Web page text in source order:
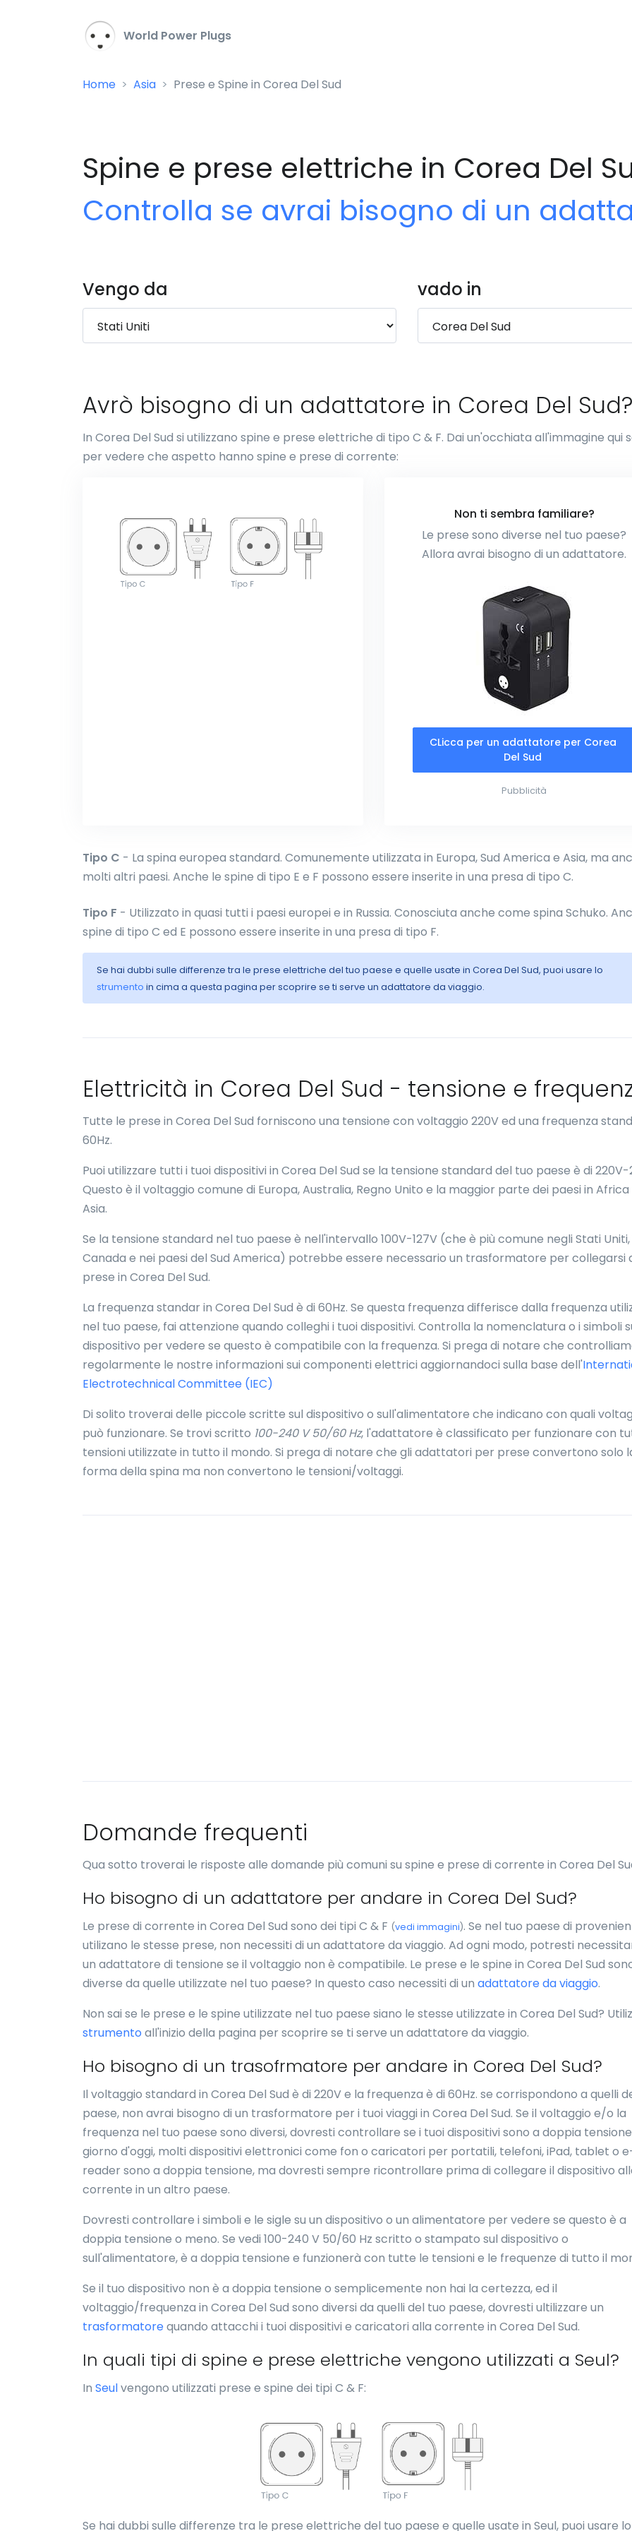
World Power Plugs
Home Asia Prese e Spine in Corea Del Sud
Spine e prese elettriche in Corea Del
Controlla se avrai bisogno di un
Vengo da vado in
Avrò bisogno di un adattatore in Corea Del Sud?
In Corea Del Sud si utilizzano spine e prese elettriche di tipo C & F. Dai un'occhiata all'immagine qui
per vedere che aspetto hanno spine e prese di corrente:
Non ti sembra familiare?
Le prese sono diverse nel tuo paese?
Allora avrai bisogno di un adattatore.
CLicca per un adattatore per Corea
Del Sud
Pubblicità
Tipo C - La spina europea standard. Comunemente utilizzata in Europa, Sud America e Asia, ma
molti altri paesi. Anche le spine di tipo E e F possono essere inserite in una presa di tipo C.
Tipo F - Utilizzato in quasi tutti i paesi europei e in Russia. Conosciuta anche come spina Schuko.
spine di tipo C ed E possono essere inserite in una presa di tipo F.
Se hai dubbi sulle differenze tra le prese elettriche del tuo paese e quelle usate in Corea Del Sud, puoi usare lo
strumento in cima a questa pagina per scoprire se ti serve un adattatore da viaggio.
Elettricità in Corea Del Sud - tensione e
Tutte le prese in Corea Del Sud forniscono una tensione con voltaggio 220V ed una frequenza
60Hz.
Puoi utilizzare tutti i tuoi dispositivi in Corea Del Sud se la tensione standard del tuo paese è di 220V-
Questo è il voltaggio comune di Europa, Australia, Regno Unito e la maggior parte dei paesi in Africa
Asia.
Se la tensione standard nel tuo paese è nell'intervallo 100V-127V (che è più comune negli Stati Uniti,
Canada e nei paesi del Sud America) potrebbe essere necessario un trasformatore per collegarsi
prese in Corea Del Sud.
La frequenza standar in Corea Del Sud è di 60Hz. Se questa frequenza differisce dalla frequenza
nel tuo paese, fai attenzione quando colleghi i tuoi dispositivi. Controlla la nomenclatura o i simboli
dispositivo per vedere se questo è compatibile con la frequenza. Si prega di notare che
regolarmente le nostre informazioni sui componenti elettrici aggiornandoci sulla base dell'
Electrotechnical Committee (IEC)
Di solito troverai delle piccole scritte sul dispositivo o sull'alimentatore che indicano con quali
può funzionare. Se trovi scritto 100-240 V 50/60 Hz, l'adattatore è classificato per funzionare con
tensioni utilizzate in tutto il mondo. Si prega di notare che gli adattatori per prese convertono solo
forma della spina ma non convertono le tensioni/voltaggi.
Domande frequenti
Qua sotto troverai le risposte alle domande più comuni su spine e prese di corrente in Corea Del
Ho bisogno di un adattatore per andare in Corea Del Sud?
Le prese di corrente in Corea Del Sud sono dei tipi C & F (vedi immagini). Se nel tuo paese di
utilizano le stesse prese, non necessiti di un adattatore da viaggio. Ad ogni modo, potresti
un adattatore di tensione se il voltaggio non è compatibile. Le prese e le spine in Corea Del Sud
diverse da quelle utilizzate nel tuo paese? In questo caso necessiti di un adattatore da viaggio.
Non sai se le prese e le spine utilizzate nel tuo paese siano le stesse utilizzate in Corea Del Sud?
strumento all'inizio della pagina per scoprire se ti serve un adattatore da viaggio.
Ho bisogno di un trasofrmatore per andare in Corea Del Sud?
Il voltaggio standard in Corea Del Sud è di 220V e la frequenza è di 60Hz. se corrispondono a quelli
paese, non avrai bisogno di un trasformatore per i tuoi viaggi in Corea Del Sud. Se il voltaggio e/o la
frequenza nel tuo paese sono diversi, dovresti controllare se i tuoi dispositivi sono a doppia
giorno d'oggi, molti dispositivi elettronici come fon o caricatori per portatili, telefoni, iPad, tablet o
reader sono a doppia tensione, ma dovresti sempre ricontrollare prima di collegare il dispositivo
corrente in un altro paese.
Dovresti controllare i simboli e le sigle su un dispositivo o un alimentatore per vedere se questo è a
doppia tensione o meno. Se vedi 100-240 V 50/60 Hz scritto o stampato sul dispositivo o
sull'alimentatore, è a doppia tensione e funzionerà con tutte le tensioni e le frequenze di tutto il
Se il tuo dispositivo non è a doppia tensione o semplicemente non hai la certezza, ed il
voltaggio/frequenza in Corea Del Sud sono diversi da quelli del tuo paese, dovresti ultilizzare un
trasformatorequando attacchi i tuoi dispositivi e caricatori alla corrente in Corea Del Sud.
In quali tipi di spine e prese elettriche vengono utilizzati a Seul?
In Seulvengono utilizzati prese e spine dei tipi C & F:
Se hai dubbi sulle differenze tra le prese elettriche del tuo paese e quelle usate in Seul, puoi usare lo